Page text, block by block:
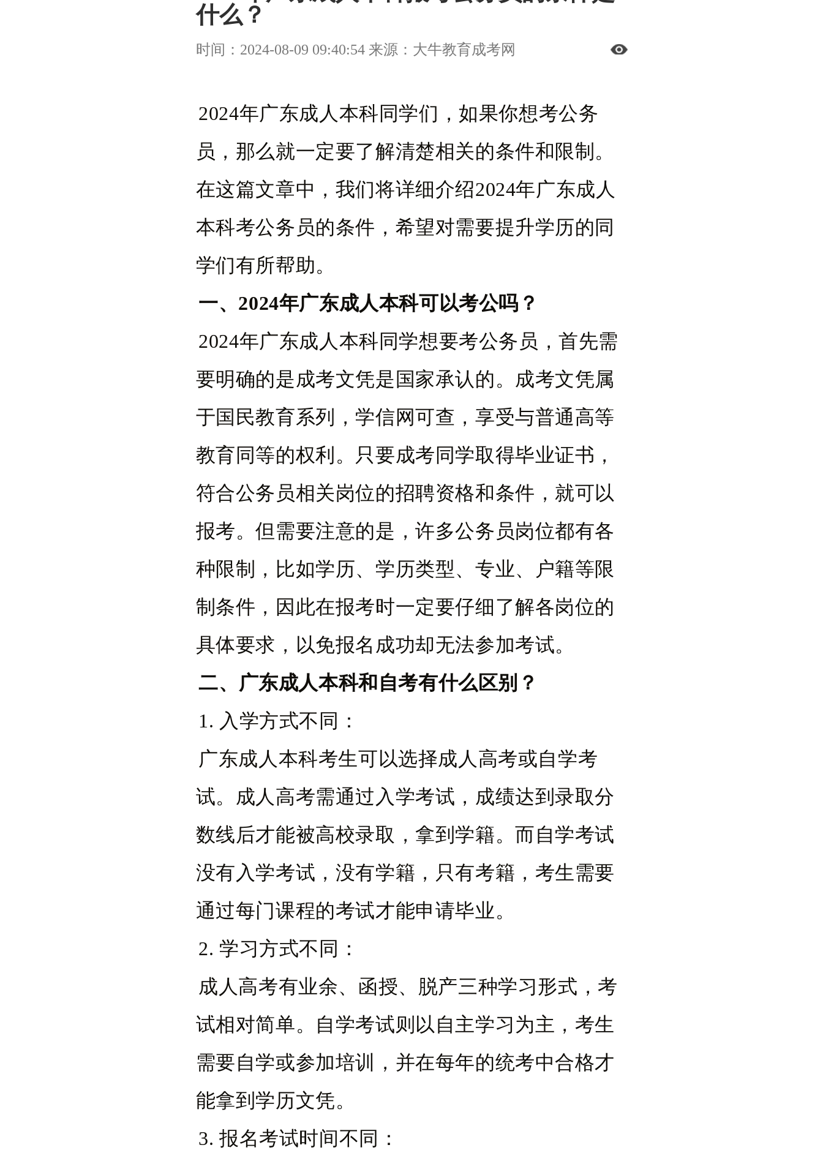
什么？
时间：2024-08-09 09:40:54 来源：大牛教育成考网
2024年广东成人本科同学们，如果你想考公务
员，那么就一定要了解清楚相关的条件和限制。
在这篇文章中，我们将详细介绍2024年广东成人
本科考公务员的条件，希望对需要提升学历的同
学们有所帮助。
一、2024年广东成人本科可以考公吗？
2024年广东成人本科同学想要考公务员，首先需
要明确的是成考文凭是国家承认的。成考文凭属
于国民教育系列，学信网可查，享受与普通高等
教育同等的权利。只要成考同学取得毕业证书，
符合公务员相关岗位的招聘资格和条件，就可以
报考。但需要注意的是，许多公务员岗位都有各
种限制，比如学历、学历类型、专业、户籍等限
制条件，因此在报考时一定要仔细了解各岗位的
具体要求，以免报名成功却无法参加考试。
二、 广东成人本科和自考有什么区别？
1. 入学方式不同：
广东成人本科考生可以选择成人高考或自学考
试。成人高考需通过入学考试，成绩达到录取分
数线后才能被高校录取，拿到学籍。而自学考试
没有入学考试，没有学籍，只有考籍，考生需要
通过每门课程的考试才能申请毕业。
2. 学习方式不同：
成人高考有业余、函授、脱产三种学习形式，考
试相对简单。自学考试则以自主学习为主，考生
需要自学或参加培训，并在每年的统考中合格才
能拿到学历文凭。
3. 报名考试时间不同：